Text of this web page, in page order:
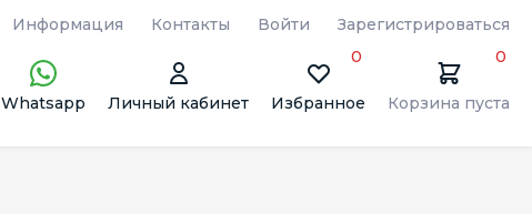
Информация Контакты Войти Зарегистрироваться
Whatsapp Личный кабинет Избранное
0
Корзина пуста
0